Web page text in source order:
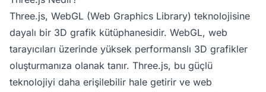
Three.js, WebGL (Web Graphics Library) teknolojisine
dayalı bir 3D grafik kütüphanesidir. WebGL, web
tarayıcıları üzerinde yüksek performanslı 3D grafikler
oluşturmanıza olanak tanır. Three.js, bu güçlü
teknolojiyi daha erişilebilir hale getirir ve web